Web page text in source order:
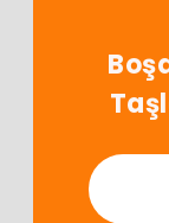
App'i İndir!
İndirimleri